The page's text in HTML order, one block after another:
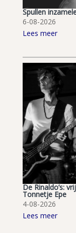
Spullen
6-08-2026
Lees meer
De Rinaldo’s:
Tonnetje Epe
4-08-2026
Lees meer